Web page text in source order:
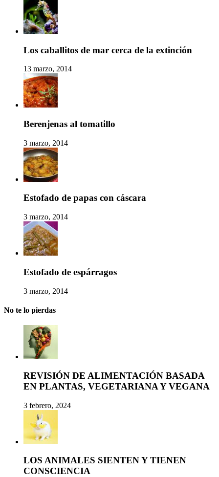
Los caballitos de mar cerca de la extinción
13 marzo, 2014
Berenjenas al tomatillo
3 marzo, 2014
Estofado de papas con cáscara
3 marzo, 2014
Estofado de espárragos
3 marzo, 2014
No te lo pierdas
REVISIÓN DE ALIMENTACIÓN BASADA
EN PLANTAS, VEGETARIANA Y VEGANA
3 febrero, 2024
LOS ANIMALES SIENTEN Y TIENEN
CONSCIENCIA